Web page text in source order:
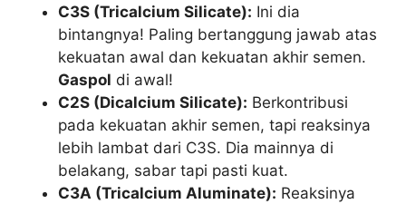
C3S (Tricalcium Silicate): Ini dia
bintangnya! Paling bertanggung jawab atas
kekuatan awal dan kekuatan akhir semen.
Gaspol di awal!
C2S (Dicalcium Silicate): Berkontribusi
pada kekuatan akhir semen, tapi reaksinya
lebih lambat dari C3S. Dia mainnya di
belakang, sabar tapi pasti kuat.
C3A (Tricalcium Aluminate): Reaksinya